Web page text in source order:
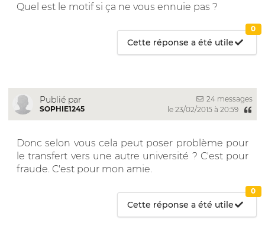
Quel est le motif si ça ne vous ennuie pas ?
Cette réponse a été utile
0
Publié par
SOPHIE1245
24 messages
le 23/02/2015 à 20:59
Donc selon vous cela peut poser problème pour
le transfert vers une autre université ? C'est pour
fraude. C'est pour mon amie.
Cette réponse a été utile
0